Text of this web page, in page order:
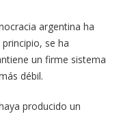
argentina ha
se ha
un firme sistema
débil.
producido un